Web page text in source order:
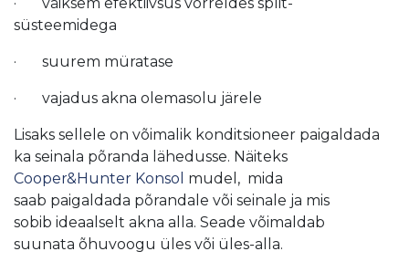
· väiksem efektiivsus võrreldes split-
süsteemidega
· suurem müratase
· vajadus akna olemasolu järele
Lisaks sellele on võimalik konditsioneer paigaldada
ka seinala põranda lähedusse. Näiteks
Cooper&Hunter Konsol mudel, mida
saab paigaldada põrandale või seinale ja mis
sobib ideaalselt akna alla. Seade võimaldab
suunata õhuvoogu üles või üles-alla.